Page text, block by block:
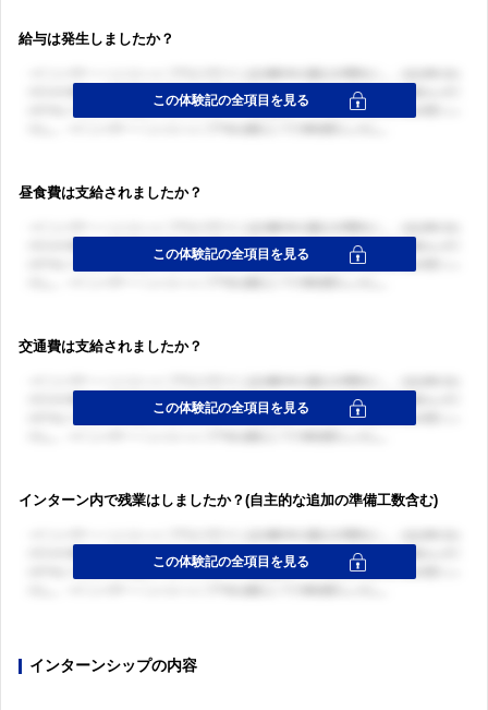
給与は発生しましたか？
昼食費は支給されましたか？
交通費は支給されましたか？
インターン内で残業はしましたか？(自主的な追加の準備工数含む)
インターンシップの内容